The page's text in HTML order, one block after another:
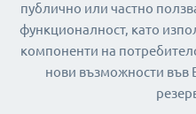
публично или частно
функционалност, като
компоненти на
нови възможности във